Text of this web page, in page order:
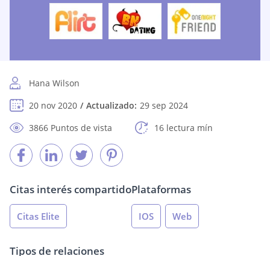
Hana Wilson
20 nov 2020
Actualizado: 29 sep 2024
3866 Puntos de vista
16 lectura mín
Citas interés compartido
Citas Elite
Plataformas
IOS Web
Tipos de relaciones